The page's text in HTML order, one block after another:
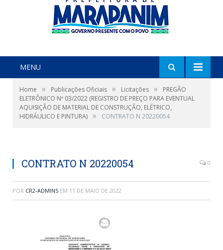
MENU
Home » Publicações Oficiais » Licitações »
PREGÃO
ELETRÔNICO Nº 03/2022 (REGISTRO DE PREÇO PARA EVENTUAL
AQUISIÇÃO DE MATERIAL DE CONSTRUÇÃO, ELÉTRICO,
HIDRÁULICO E PINTURA) » CONTRATO N 20220054
CONTRATO N 20220054 0
POR CR2-ADMIN5 EM 11 DE MAIO DE 2022